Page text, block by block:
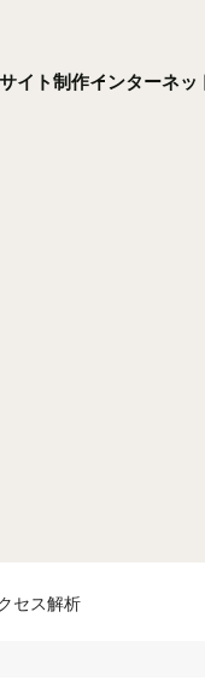
イト制作インターネッ
セス解析